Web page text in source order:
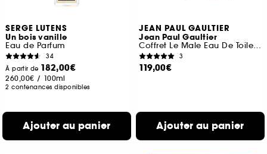
SERGE LUTENS
Un bois vanille
Eau de Parfum
34
À partir de 182,00€
260,00€ / 100ml
2 contenances disponibles
Ajouter au panier
JEAN PAUL GAULTIER
Jean Paul Gaultier
Coffret Le Male Eau De Toilette et Lotion pour le Corps
3
119,00€
Ajouter au panier